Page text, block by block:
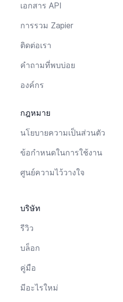
เอกสาร API
การรวม Zapier
ติดต่อเรา
คำถามที่พบบ่อย
องค์กร
กฎหมาย
นโยบายความเป็นส่วนตัว
ข้อกำหนดในการใช้งาน
ศูนย์ความไว้วางใจ
บริษัท
รีวิว
บล็อก
คู่มือ
มีอะไรใหม่